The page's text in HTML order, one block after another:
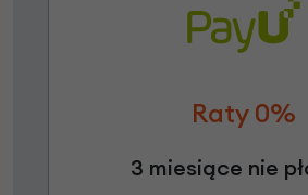
Raty 0%
3 miesiące nie